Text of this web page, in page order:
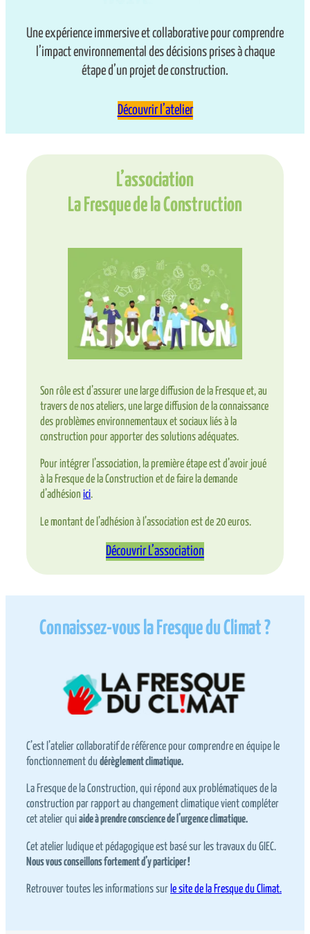
Une expérience immersive et collaborative pour comprendre
l’impact environnemental des décisions prises à chaque
étape d’un projet de construction.
Découvrir l’atelier
L’association
La Fresque de la Construction
Son rôle est d’assurer une large diffusion de la Fresque et, au
travers de nos ateliers, une large diffusion de la connaissance
des problèmes environnementaux et sociaux liés à la
construction pour apporter des solutions adéquates.
Pour intégrer l’association, la première étape est d’avoir joué
à la Fresque de la Construction et de faire la demande
d’adhésion ici.
Le montant de l’adhésion à l’association est de 20 euros.​​
Découvrir L’association
Connaissez-vous la Fresque du Climat ?
C’est l’atelier collaboratif de référence pour comprendre en équipe le
fonctionnement du dérèglement climatique.
La Fresque de la Construction, qui répond aux problématiques de la
construction par rapport au changement climatique vient compléter
cet atelier quiaide à prendre conscience de l’urgence climatique.
Cet atelier ludique et pédagogique est basé sur les travaux du GIEC.
Nous vous conseillons fortement d’y participer !
Retrouver toutes les informations sur le site de la Fresque du Climat.